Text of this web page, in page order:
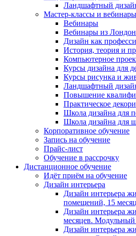
Ландшафтный
Мастер-классы и вебинары
Вебинары
Вебинары из
Дизайн как
История, теория и
Компьютерное
Курсы дизайна для
Курсы рисунка и
Ландшафтный
Повышение
Практическое
Школа дизайна для
Школа дизайна для
Корпоративное обучение
Запись на обучение
Прайс-лист
Обучение в рассрочку
Дистанционное обучение
Идёт приём на обучение
Дизайн интерьера
Дизайн интерьера
помещений, 15
Дизайн интерьера
месяцев. Модульный
Дизайн интерьера